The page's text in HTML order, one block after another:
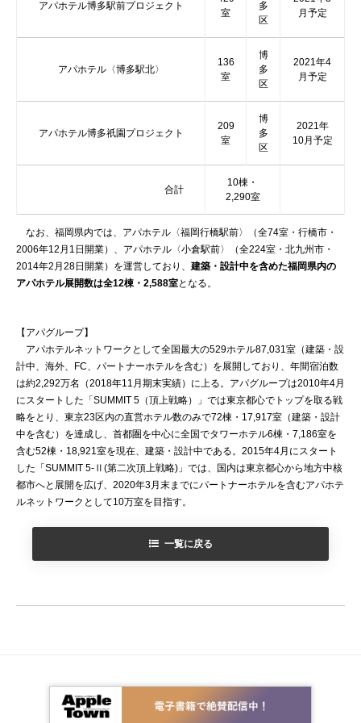
アパホテル博多駅前プロジェクト
室
多
区
月予定
アパホテル〈博多駅北〉
136
室
博
多
区
2021年4
月予定
アパホテル博多祇園プロジェクト
209
室
博
多
区
2021年
10月予定
合計
10棟・
2,290室
なお、福岡県内では、アパホテル〈福岡行橋駅前〉（全74室・行橋市・
2006年12月1日開業）、アパホテル〈小倉駅前〉（全224室・北九州市・
2014年2月28日開業）を運営しており、 建築・設計中を含めた福岡県内の
アパホテル展開数は全12棟・2,588室となる。
【アパグループ】
アパホテルネットワークとして全国最大の529ホテル87,031室（建築・設
計中、海外、FC、パートナーホテルを含む）を展開しており、年間宿泊数
は約2,292万名（2018年11月期末実績）に上る。アパグループは2010年4月
にスタートした「SUMMIT 5（頂上戦略）」では東京都心でトップを取る戦
略をとり、東京23区内の直営ホテル数のみで72棟・17,917室（建築・設計
中を含む）を達成し、首都圏を中心に全国でタワーホテル6棟・7,186室を
含む52棟・18,921室を現在、建築・設計中である。2015年4月にスタート
した「SUMMIT 5-Ⅱ(第二次頂上戦略)」では、国内は東京都心から地方中核
都市へと展開を広げ、2020年3月末までにパートナーホテルを含むアパホテ
ルネットワークとして10万室を目指す。
一覧に戻る